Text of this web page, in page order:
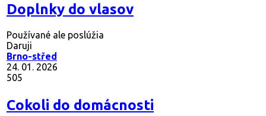
Doplnky do vlasov
Používané ale poslúžia
Daruji
Brno-střed
24. 01. 2026
505
Cokoli do domácnosti